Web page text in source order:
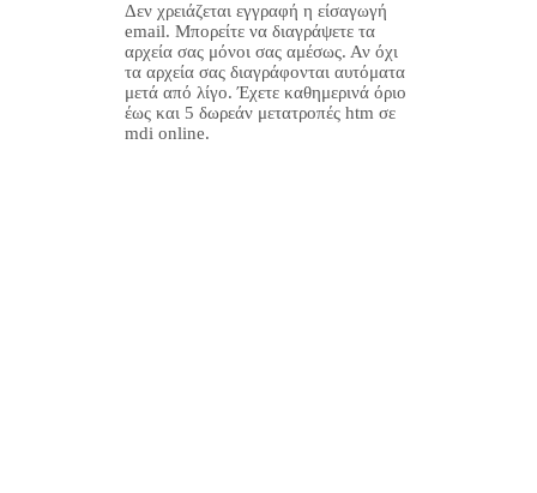
Δεν χρειάζεται εγγραφή η είσαγωγή
email. Μπορείτε να διαγράψετε τα
αρχεία σας μόνοι σας αμέσως. Αν όχι
τα αρχεία σας διαγράφονται αυτόματα
μετά από λίγο. Έχετε καθημερινά όριο
έως και 5 δωρεάν μετατροπές htm σε
mdi online.